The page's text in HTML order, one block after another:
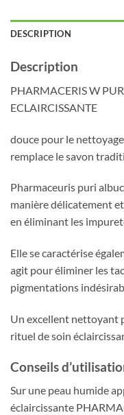
DESCRIPTION
Description
PHARMACERIS W
ECLAIRCISSANTE
douce pour le
remplace le savon
Pharmaceuris puri
manière délicatement
en éliminant les
Elle se caractérise
agit pour éliminer les
pigmentations
Un excellent nettoyant
rituel de soin
Conseils
Sur une peau humide
éclaircissante